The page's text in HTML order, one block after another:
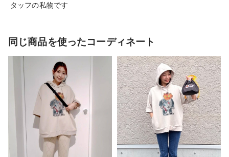
タッフの私物です
同じ商品を使ったコーディネート